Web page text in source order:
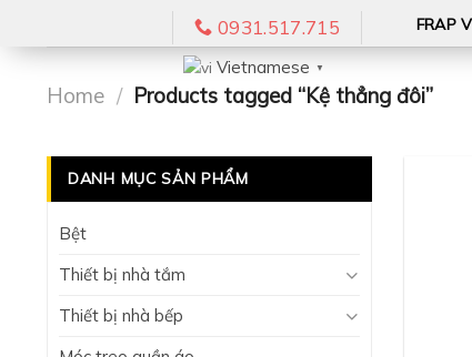
0931.517.715
Vietnamese ▼
FRAP
Home / Products tagged “Kệ thẳng đôi”
DANH MỤC SẢN PHẨM
Bệt
Thiết bị nhà tắm
Thiết bị nhà bếp